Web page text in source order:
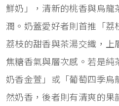
鮮奶」，清新的桃香與烏龍
潤。奶蓋愛好者則首推「荔
荔枝的甜香與茶湯交織，上
焦糖香氣與層次感。若是
奶香金萱」或「葡萄四季烏
然奶香，後者則有清爽的